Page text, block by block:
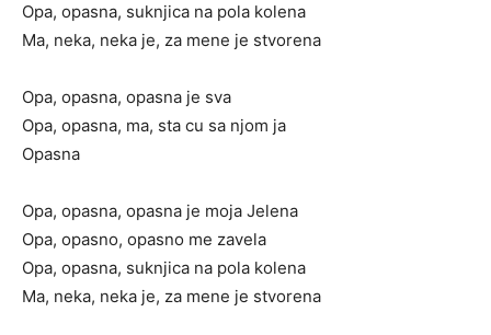
Opa, opasna, suknjica na pola kolena
Ma, neka, neka je, za mene je stvorena
Opa, opasna, opasna je sva
Opa, opasna, ma, sta cu sa njom ja
Opasna
Opa, opasna, opasna je moja Jelena
Opa, opasno, opasno me zavela
Opa, opasna, suknjica na pola kolena
Ma, neka, neka je, za mene je stvorena